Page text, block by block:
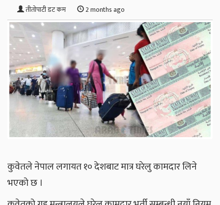
तीतोपाटी डट कम 2 months ago
कुवेतले नेपाल लगायत १० देशबाट मात्र घरेलु कामदार लिने
भएको छ ।